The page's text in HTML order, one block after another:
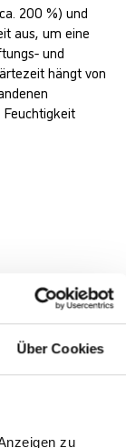
Über Cookies
zu
200 %) und
aus, um eine
und
hängt von
gewährleisten
auch auf
% seines